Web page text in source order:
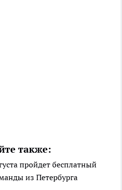
также:
пройдет бесплатный
из Петербурга